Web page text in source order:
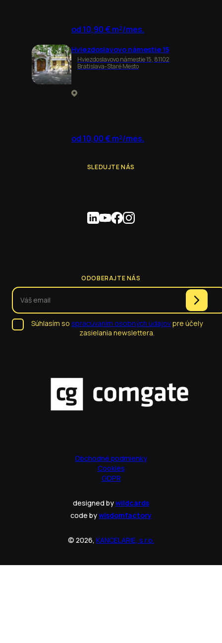
od 10,90 € m²/mes.
Hviezdoslavovo námestie 15
Hviezdoslavovo námestie 15, 81102
Bratislava-Staré Mesto
od 10,00 € m²/mes.
SLEDUJTE NÁS
ODOBERAJTE NÁS
Súhlasím so spracúvaním osobných údajovpre účely
zasielania newslettera.
Obchodné podmienky
Cookies
GDPR
designed bywildcards
code bywisdomfactory
© 2026, KANCELARIE, s.r.o.